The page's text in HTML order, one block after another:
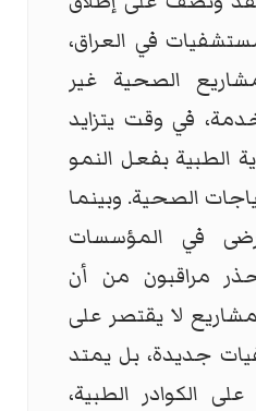
في العراق،
الصحية غير
في وقت يتزايد
الطبية بفعل النمو
الصحية. وبينما
في المؤسسات
مراقبون من أن
لا يقتصر على
جديدة، بل يمتد
الكوادر الطبية،